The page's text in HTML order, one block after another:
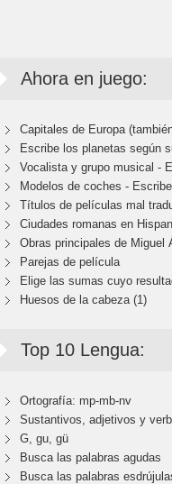
Ahora en juego:
Capitales de Europa
Escribe los planetas según
Vocalista y grupo musical -
Modelos de coches -
Títulos de películas mal
Ciudades romanas en
Obras principales de Miguel
Parejas de película
Elige las sumas cuyo
Huesos de la cabeza (1)
Top 10 Lengua:
Ortografía: mp-mb-nv
Sustantivos, adjetivos y
G, gu, gü
Busca las palabras agudas
Busca las palabras